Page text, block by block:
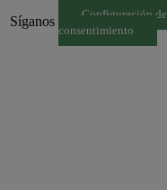
Síganos
Configuración de
consentimiento